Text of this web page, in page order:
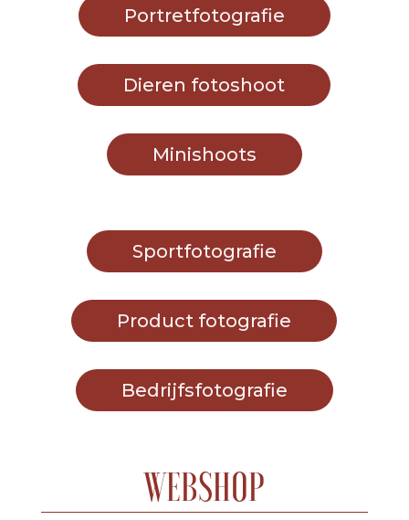
Portretfotografie
Dieren fotoshoot
Minishoots
Sportfotografie
Product fotografie
Bedrijfsfotografie
WEBSHOP